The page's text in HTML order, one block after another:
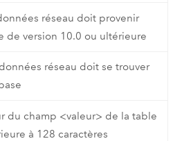
réseau doit provenir
de version 10.0 ou ultérieure
réseau doit se trouver
du champ <valeur> de la table
à 128 caractères